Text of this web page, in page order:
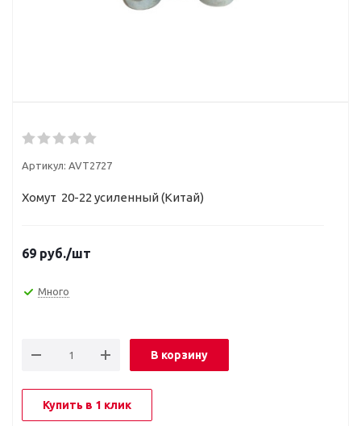
Артикул: AVT2727
Хомут 20-22 усиленный (Китай)
69 руб./шт
Много
В корзину
Купить в 1 клик